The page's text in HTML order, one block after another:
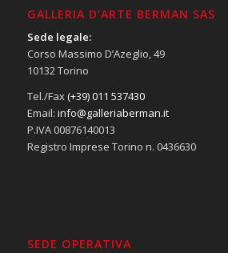
GALLERIA D’ARTE BERMAN SAS
Sede legale:
Corso Massimo D’Azeglio, 49
10132 Torino
Tel./Fax(+39) 011 537430
Email: info@galleriaberman.it
P.IVA 00876140013
Registro Imprese Torino n. 0436630
SEDE OPERATIVA